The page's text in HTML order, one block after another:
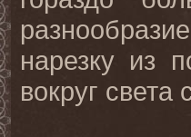
нарезку из
вокруг света